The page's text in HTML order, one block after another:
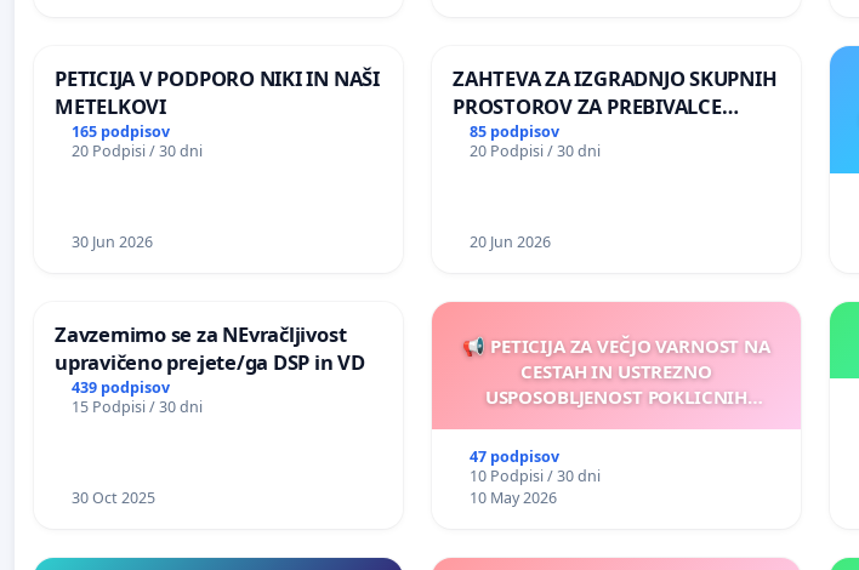
PETICIJA V PODPORO NIKI IN NAŠI
METELKOVI
165 podpisov
20 Podpisi / 30 dni
30 Jun 2026
ZAHTEVA ZA IZGRADNJO SKUPNIH
PROSTOROV ZA PREBIVALCE
KRAJEVNE SKUPNOSTI
PRESTRANEK
85 podpisov
20 Podpisi / 30 dni
20 Jun 2026
Zavzemimo se za NEvračljivost
upravičeno prejete/ga DSP in VD
439 podpisov
15 Podpisi / 30 dni
30 Oct 2025
📢 PETICIJA ZA VEČJO VARNOST NA
CESTAH IN USTREZNO
USPOSOBLJENOST POKLICNIH
47 podpisov
10 Podpisi / 30 dni
10 May 2026